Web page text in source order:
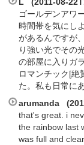
ゴールデンアワ
時間帯を気にし
があるんですが
り強い光でその
の部屋に入りガ
ロマンチック[絶
た。私も日常に
arumanda
that's great. i
the rainbow last
was full and